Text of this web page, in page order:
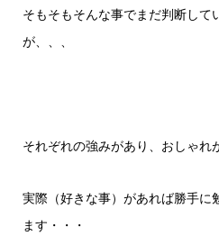
そもそもそんな事でまだ判断して
が、、、
それぞれの強みがあり、おしゃれ
実際（好きな事）があれば勝手に
ます・・・